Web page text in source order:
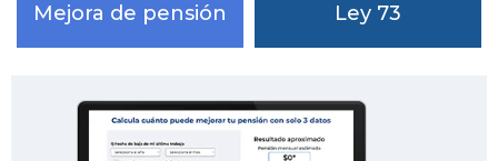
Mejora de pensión Ley 73